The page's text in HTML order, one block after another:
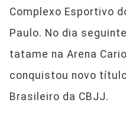
Complexo Esportivo
Paulo. No dia
tatame na Arena
conquistou novo
Brasileiro da CBJJ.